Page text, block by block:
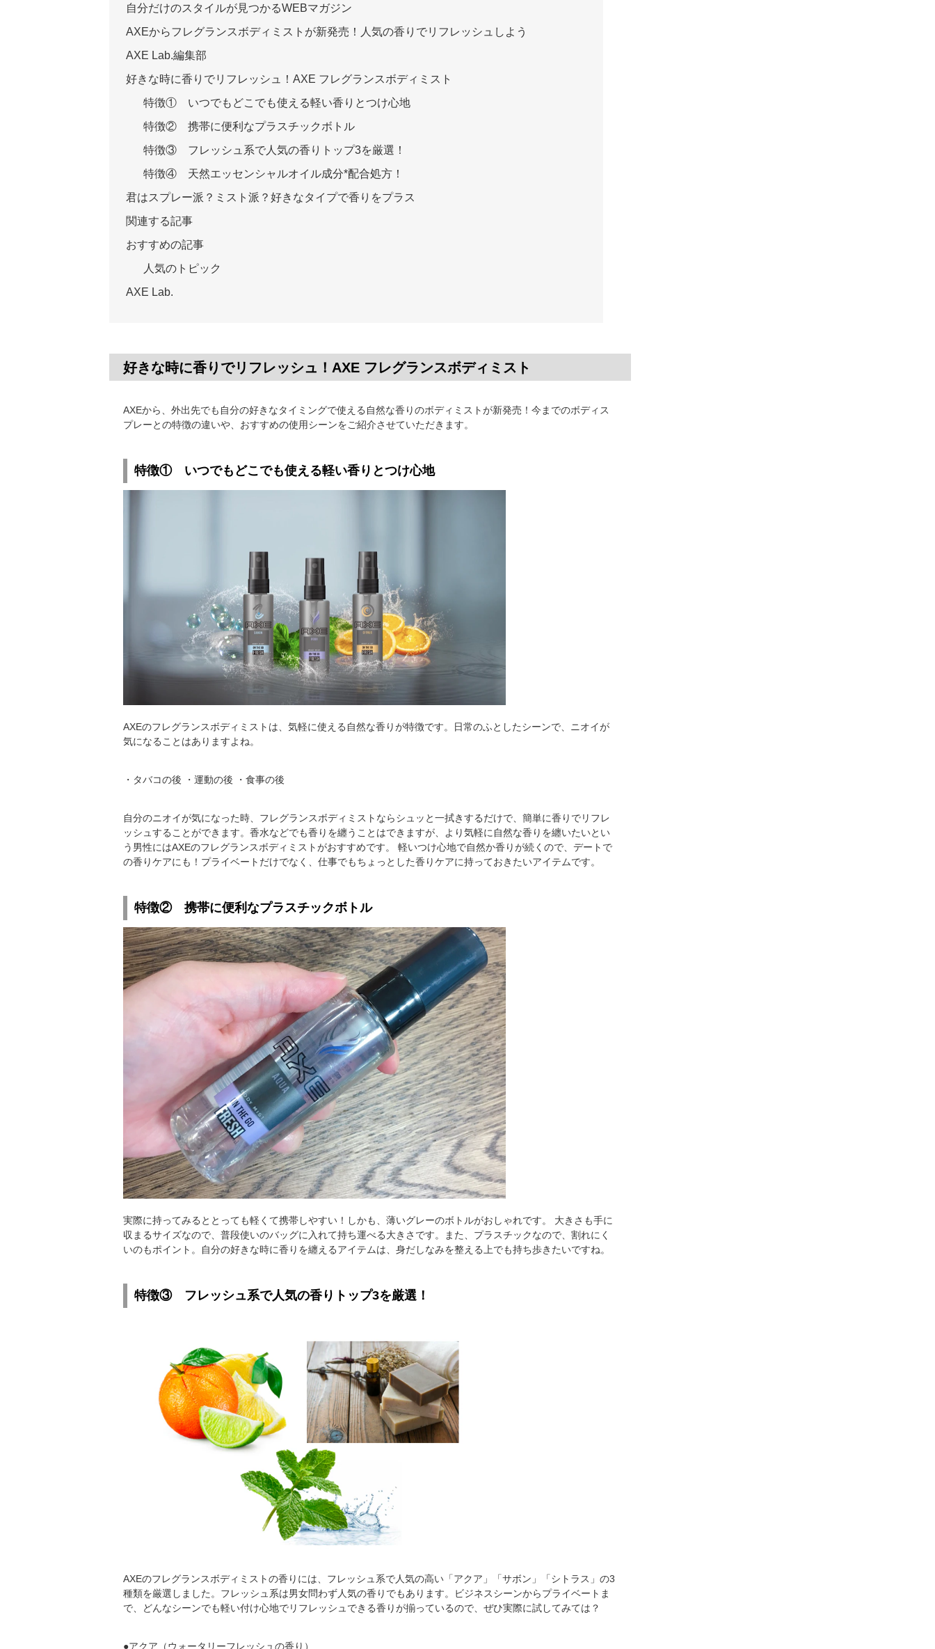
自分だけのスタイルが見つかるWEBマガジン
AXEからフレグランスボディミストが新発売！人気の香りでリフレッシュしよう
AXE Lab.編集部
好きな時に香りでリフレッシュ！AXE フレグランスボディミスト
特徴① いつでもどこでも使える軽い香りとつけ心地
特徴② 携帯に便利なプラスチックボトル
特徴③ フレッシュ系で人気の香りトップ3を厳選！
特徴④ 天然エッセンシャルオイル成分*配合処方！
君はスプレー派？ミスト派？好きなタイプで香りをプラス
関連する記事
おすすめの記事
人気のトピック
AXE Lab.
好きな時に香りでリフレッシュ！AXE フレグランスボディミスト
AXEから、外出先でも自分の好きなタイミングで使える自然な香りのボディミストが新発売！今までのボディス
プレーとの特徴の違いや、おすすめの使用シーンをご紹介させていただきます。
特徴① いつでもどこでも使える軽い香りとつけ心地
AXEのフレグランスボディミストは、気軽に使える自然な香りが特徴です。日常のふとしたシーンで、ニオイが
気になることはありますよね。
・タバコの後 ・運動の後 ・食事の後
自分のニオイが気になった時、フレグランスボディミストならシュッと一拭きするだけで、簡単に香りでリフレ
ッシュすることができます。香水などでも香りを纏うことはできますが、より気軽に自然な香りを纏いたいとい
う男性にはAXEのフレグランスボディミストがおすすめです。 軽いつけ心地で自然か香りが続くので、デートで
の香りケアにも！プライベートだけでなく、仕事でもちょっとした香りケアに持っておきたいアイテムです。
特徴② 携帯に便利なプラスチックボトル
実際に持ってみるととっても軽くて携帯しやすい！しかも、薄いグレーのボトルがおしゃれです。 大きさも手に
収まるサイズなので、普段使いのバッグに入れて持ち運べる大きさです。また、プラスチックなので、割れにく
いのもポイント。自分の好きな時に香りを纏えるアイテムは、身だしなみを整える上でも持ち歩きたいですね。
特徴③ フレッシュ系で人気の香りトップ3を厳選！
AXEのフレグランスボディミストの香りには、フレッシュ系で人気の高い「アクア」「サボン」「シトラス」の3
種類を厳選しました。フレッシュ系は男女問わず人気の香りでもあります。ビジネスシーンからプライベートま
で、どんなシーンでも軽い付け心地でリフレッシュできる香りが揃っているので、ぜひ実際に試してみては？
●アクア（ウォータリーフレッシュの香り）